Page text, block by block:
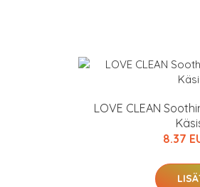
LOVE CLEAN
8.37